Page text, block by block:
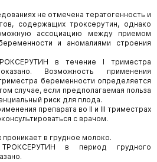
не отмечена тератогенность и
содержащих троксерутин, однако
ассоциацию между приемом
и аномалиями строения
в течение I триместра
Возможность применения
беременности определяется
случае, если предполагаемая польза
риск для плода.
препарата во II и III триместрах
с врачом.
проникает в грудное молоко.
ТРОКСЕРУТИН в период грудного